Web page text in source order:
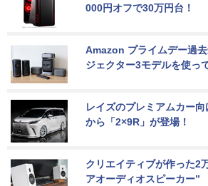
000円オフで30万円台！
Amazon プライムデー過
ジェクター3モデルを使っ
レイズのプレミアムカー
から「2×9R」が登場！
クリエイティブが作った2
アオーディオスピーカー”